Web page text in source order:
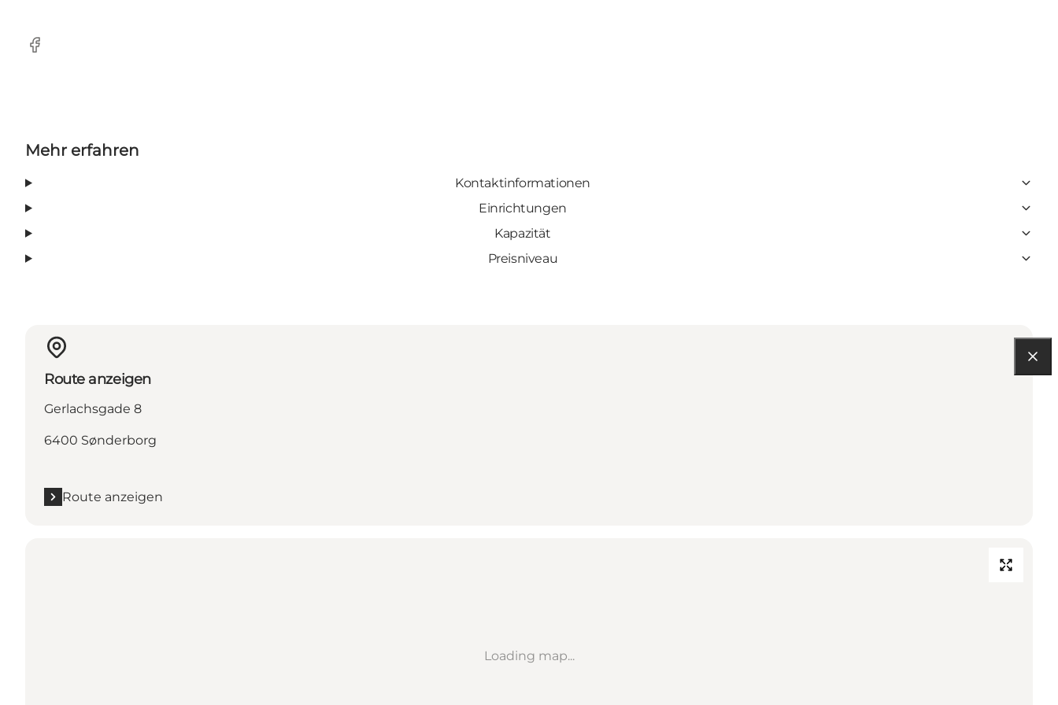
facebook
Mehr erfahren
Kontaktinformationen
Einrichtungen
Kapazität
Preisniveau
Route anzeigen
Gerlachsgade 8
6400 Sønderborg
Route anzeigen
Loading map...